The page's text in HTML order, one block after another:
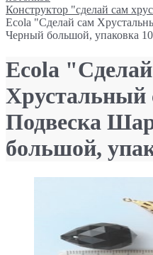
Конструктор "сделай сам
Ecola "Сделай сам
Черный большой, упаковка
Ecola
Хрустальный
Подвеска
большой,